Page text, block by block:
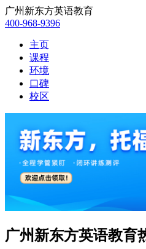
广州新东方英语教育
400-968-9396
主页
课程
环境
口碑
校区
广州新东方英语教育